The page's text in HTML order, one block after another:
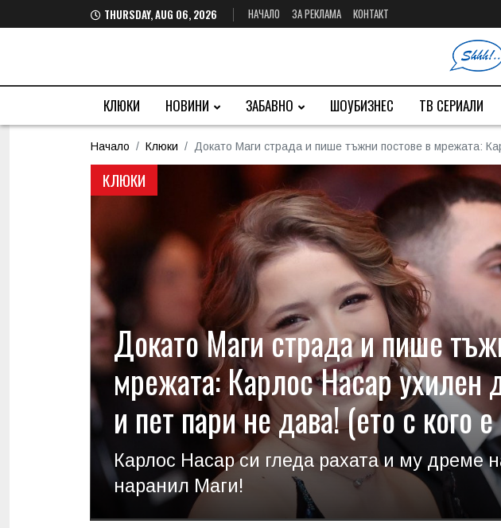
THURSDAY, AUG 06, 2026 НАЧАЛО ЗА РЕКЛАМА КОНТАКТ
КЛЮКИ НОВИНИ ЗАБАВНО ШОУБИЗНЕС ТВ СЕРИАЛИ
Начало Клюки Докато Маги страда и пише тъжни постове в мрежата:
КЛЮКИ
Докато Маги страда и пише
мрежата: Карлос Насар ухилен
и пет пари не дава! (ето с
Карлос Насар си гледа рахата и му дреме
наранил Маги!